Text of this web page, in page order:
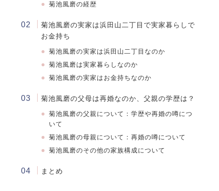
菊池風磨の経歴
菊池風磨の実家は浜田山二丁目で実家暮らしで
お金持ち
菊池風磨の実家は浜田山二丁目なのか
菊池風磨は実家暮らしなのか
菊池風磨の実家はお金持ちなのか
菊池風磨の父母は再婚なのか、父親の学歴は？
菊池風磨の父親について：学歴や再婚の噂につ
いて
菊池風磨の母親について：再婚の噂について
菊池風磨のその他の家族構成について
まとめ